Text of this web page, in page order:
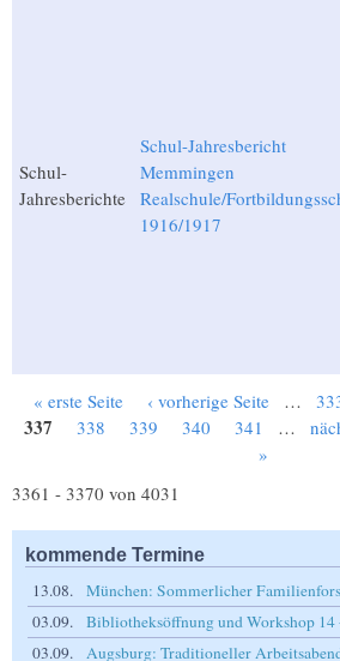
Schul-
Jahresberichte
Schul-Jahresbericht
Memmingen
Realschule/
1916/1917
Seiten
« erste Seite ‹ vorherige Seite …
337 338 339 340 341 …
»
3361 - 3370 von 4031
kommende Termine
13.08.
München: Sommerlicher
03.09.
Bibliotheksöffnung und Workshop
03.09.
Augsburg: Traditioneller